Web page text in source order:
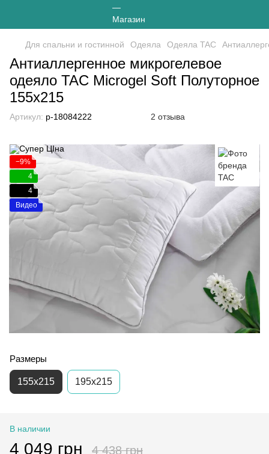
Для спальни и гостинной Одеяла Одеяла TAC
Антиаллергенное микрогелевое
одеяло TAC Microgel Soft Полуторное
155х215
Артикул: p-18084222 2 отзыва
−9%
4
4
Видео
Размеры
155х215 195х215
В наличии
4 049 грн 4 438 грн